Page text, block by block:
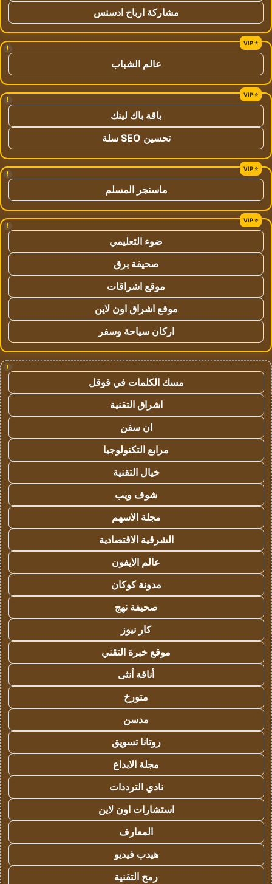
مشاركة ارباح ادسنس
!
عالم الشباب
!
باقة باك لينك
تحسين SEO سلة
!
ماسنجر المسلم
!
ضوء التعليمي
صحيفة برق
موقع اشراقات
موقع اشراق اون لاين
اركان سياحة وسفر
!
مسك الكلمات في قوقل
اشراق التقنية
ان سفن
مرابع التكنولوجيا
خيال التقنية
شوف ويب
مجلة الاسهم
الشرقية الاقتصادية
عالم الايفون
مدونة كوكان
صحيفة نهج
كار نيوز
موقع خبرة التقني
أناقة أنثى
متورخ
مدسن
روتانا تسويق
مجلة الابداع
نادي الترددات
استشارات اون لاين
المعارف
هيدب فيديو
رمح التقنية